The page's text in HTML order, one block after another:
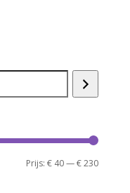
Min.
Max.
Prijs:€ 40—€ 230